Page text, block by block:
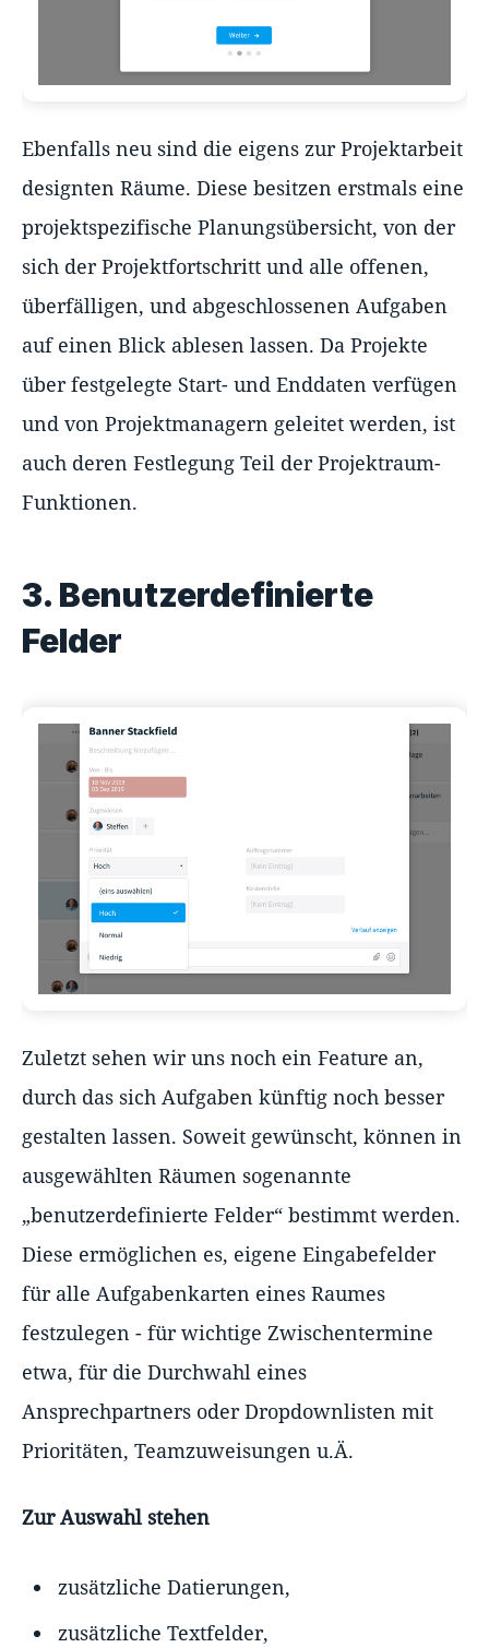
Ebenfalls neu sind die eigens zur Projektarbeit
designten Räume. Diese besitzen erstmals eine
projektspezifische Planungsübersicht, von der
sich der Projektfortschritt und alle offenen,
überfälligen, und abgeschlossenen Aufgaben
auf einen Blick ablesen lassen. Da Projekte
über festgelegte Start- und Enddaten verfügen
und von Projektmanagern geleitet werden, ist
auch deren Festlegung Teil der Projektraum-
Funktionen.
3. Benutzerdefinierte
Felder
Zuletzt sehen wir uns noch ein Feature an,
durch das sich Aufgaben künftig noch besser
gestalten lassen. Soweit gewünscht, können in
ausgewählten Räumen sogenannte
„benutzerdefinierte Felder“ bestimmt werden.
Diese ermöglichen es, eigene Eingabefelder
für alle Aufgabenkarten eines Raumes
festzulegen - für wichtige Zwischentermine
etwa, für die Durchwahl eines
Ansprechpartners oder Dropdownlisten mit
Prioritäten, Teamzuweisungen u.Ä.
Zur Auswahl stehen
zusätzliche Datierungen,
zusätzliche Textfelder,